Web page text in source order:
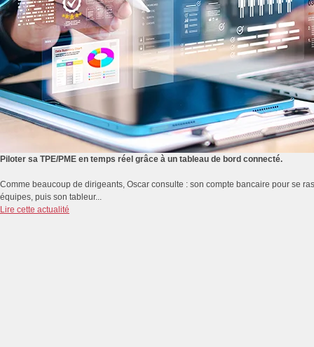
Piloter sa TPE/PME en temps réel grâce à un tableau de bord connecté.
Comme beaucoup de dirigeants, Oscar consulte : son compte bancaire pour se
équipes, puis son tableur...
Lire cette actualité